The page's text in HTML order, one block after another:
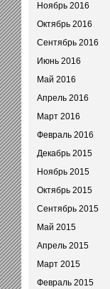
Ноябрь 2016
Октябрь 2016
Сентябрь 2016
Июнь 2016
Май 2016
Апрель 2016
Март 2016
Февраль 2016
Декабрь 2015
Ноябрь 2015
Октябрь 2015
Сентябрь 2015
Май 2015
Апрель 2015
Март 2015
Февраль 2015